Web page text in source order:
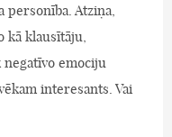
Atziņa,
kā klausītāju,
emociju
interesants. Vai